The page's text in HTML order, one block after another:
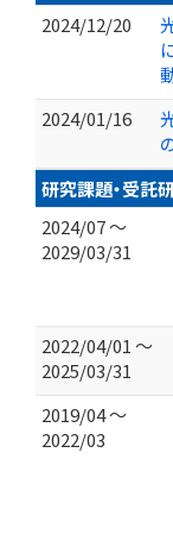
2024/12/20
2024/01/16
研究課題・受託
2024/07 ～
2029/03/31
2022/04/01 ～
2025/03/31
2019/04 ～
2022/03